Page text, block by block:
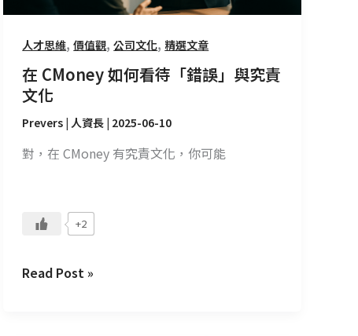
人才思維,價值觀,公司文化, 精選文章
在 CMoney 如何看待「錯誤」與究責
文化
Prevers | 人資長 | 2025-06-10
對，在 CMoney 有究責文化，你可能
+2
文
化
Read Post »